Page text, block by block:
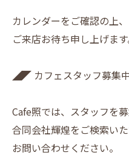
カレンダーをご確認の上、
ご来店お待ち申し上げます
◢◤ カフェスタッフ募
Cafe照では、スタッフを募
合同会社輝煌をご検索い
お問い合わせください。